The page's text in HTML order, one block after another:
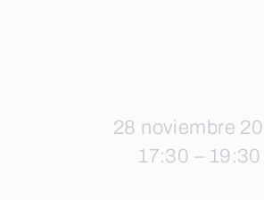
28 noviembre
17:30 – 19:30